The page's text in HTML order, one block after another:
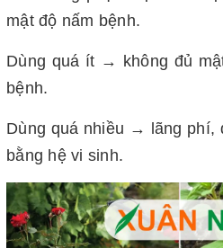
mật độ nấm bệnh.
Dùng quá ít → không đủ
bệnh.
Dùng quá nhiều → lãng phí,
bằng hệ vi sinh.